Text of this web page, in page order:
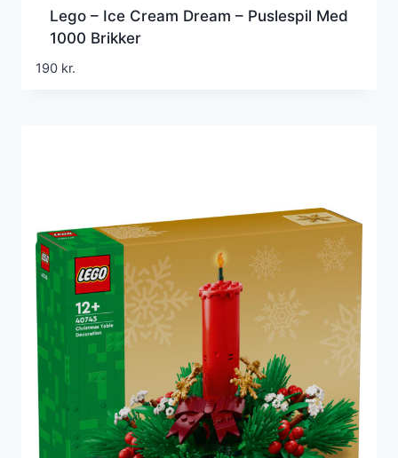
Lego – Ice Cream Dream – Puslespil Med
1000 Brikker
190 kr.